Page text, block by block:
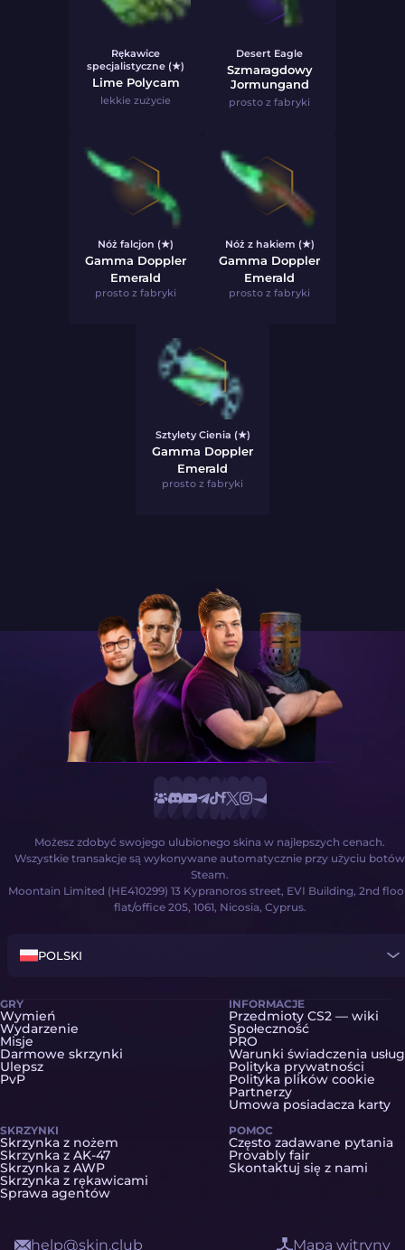
Rękawice
specjalistyczne (★)
Lime Polycam
lekkie zużycie
Desert Eagle
Szmaragdowy
Jormungand
prosto z fabryki
Nóż falcjon (★)
Gamma Doppler
Emerald
prosto z fabryki
Nóż z hakiem (★)
Gamma Doppler
Emerald
prosto z fabryki
Sztylety Cienia (★)
Gamma Doppler
Emerald
prosto z fabryki
Możesz zdobyć swojego ulubionego skina w najlepszych cenach.
Wszystkie transakcje są wykonywane automatycznie przy użyciu botów
Steam.
Moontain Limited (HE410299) 13 Kypranoros street, EVI Building, 2nd
flat/office 205, 1061, Nicosia, Cyprus.
POLSKI
GRY
Wymień
Wydarzenie
Misje
Darmowe skrzynki
Ulepsz
PvP
SKRZYNKI
Skrzynka z nożem
Skrzynka z AK-47
Skrzynka z AWP
Skrzynka z rękawicami
Sprawa agentów
INFORMACJE
Przedmioty CS2 — wiki
Społeczność
PRO
Warunki świadczenia usług
Polityka prywatności
Polityka plików cookie
Partnerzy
Umowa posiadacza karty
POMOC
Często zadawane pytania
Provably fair
Skontaktuj się z nami
help@skin.club Mapa witryny